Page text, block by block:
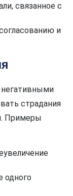
связанное с
и
страдания
Примеры
одного